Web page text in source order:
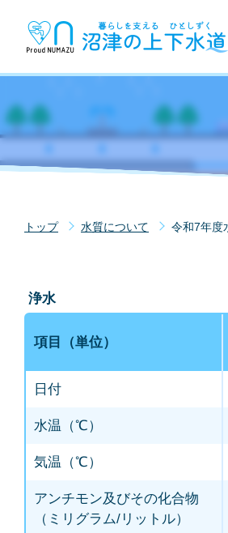
トップ 水質について 令和7年度
浄水
項目（単位）
日付
水温（℃）
気温（℃）
アンチモン及びその化合物
（ミリグラム/リットル）